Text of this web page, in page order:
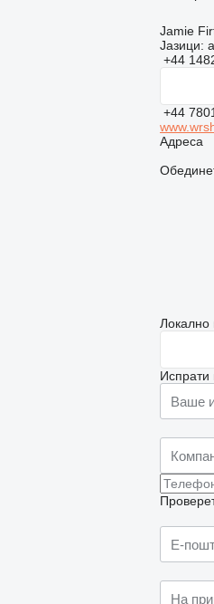
Jamie
Јазици:
+44
+44
Адреса
Локално
Испрати